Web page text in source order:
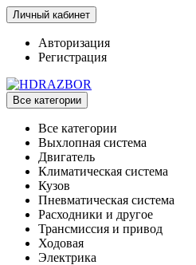
Личный кабинет
Авторизация
Регистрация
Все категории
Все категории
Выхлопная система
Двигатель
Климатическая система
Кузов
Пневматическая система
Расходники и другое
Трансмиссия и привод
Ходовая
Электрика